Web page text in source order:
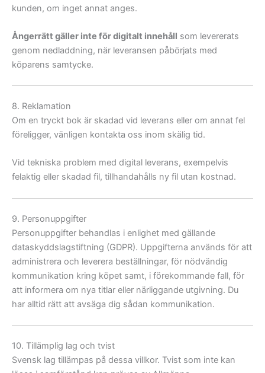
kunden, om inget annat anges.
Ångerrätt gäller inte för digitalt innehåll som levererats
genom nedladdning, när leveransen påbörjats med
köparens samtycke.
8. Reklamation
Om en tryckt bok är skadad vid leverans eller om annat fel
föreligger, vänligen kontakta oss inom skälig tid.
Vid tekniska problem med digital leverans, exempelvis
felaktig eller skadad fil, tillhandahålls ny fil utan kostnad.
9. Personuppgifter
Personuppgifter behandlas i enlighet med gällande
dataskyddslagstiftning (GDPR). Uppgifterna används för att
administrera och leverera beställningar, för nödvändig
kommunikation kring köpet samt, i förekommande fall, för
att informera om nya titlar eller närliggande utgivning. Du
har alltid rätt att avsäga dig sådan kommunikation.
10. Tillämplig lag och tvist
Svensk lag tillämpas på dessa villkor. Tvist som inte kan